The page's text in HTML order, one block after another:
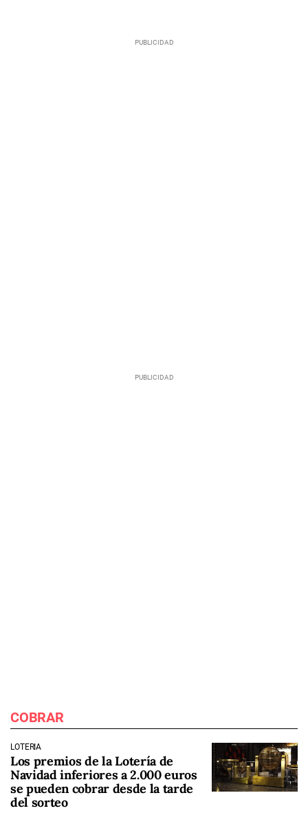
COBRAR
LOTERÍA
Los premios de la Lotería de
Navidad inferiores a 2.000 euros
se pueden cobrar desde la tarde
del sorteo